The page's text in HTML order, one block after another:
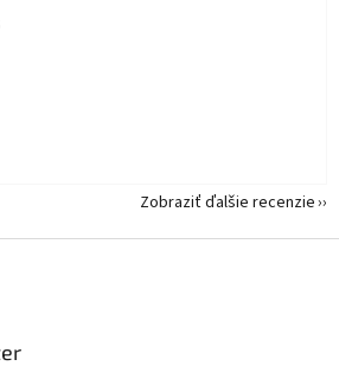
obchodu je 5 z 5 hviezdičiek.
Zobraziť ďalšie recenzie